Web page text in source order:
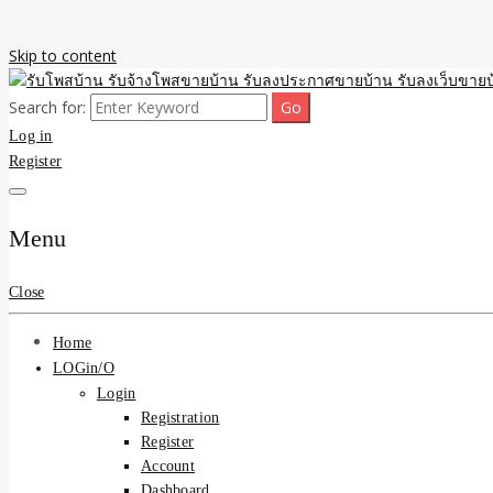
Skip to content
รับโพสบ้าน รับจ้างโพสขา
รับโพสบ้าน ที่ดิน SEOขายบ้
รับจ้างโพสขายบ้าน รับลงเว็บขายบ้าน รับโพสบ้าน รับลงประกาศขายบ้
Search for:
Log in
Register
Menu
Close
Home
LOGin/O
Login
Registration
Register
Account